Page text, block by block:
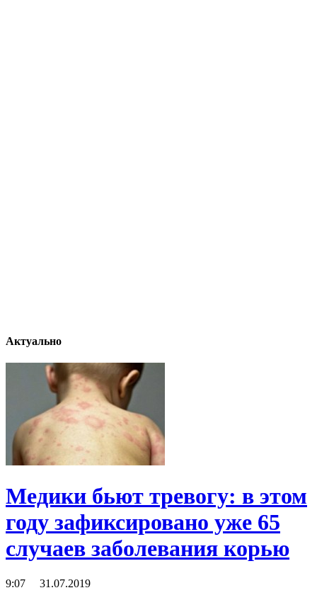
Актуально
Медики бьют тревогу: в этом
году зафиксировано уже 65
случаев заболевания корью
9:07 31.07.2019